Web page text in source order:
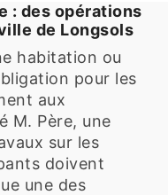
: des opérations
de Longsols
habitation ou
pour les
aux
M. Père, une
sur les
doivent
une des